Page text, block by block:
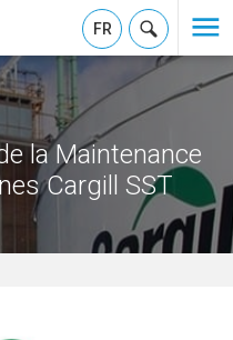
FR
la Maintenance
Cargill SST